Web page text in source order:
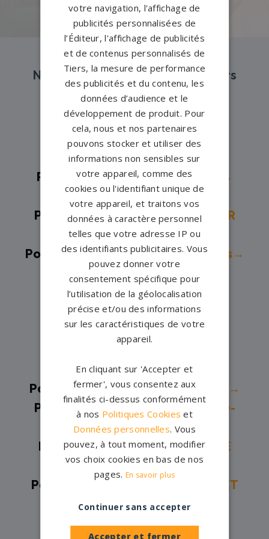
Nos pompes funèbres et marbriers
partenaires à proximité
Pompes funèbres -Arès→
Pompes funèbres -Bègles→
Pompes funèbres -BORDEAUX→
Pompes funèbres - Cadillac→
Pompes funèbres -GIRONDE SUR
DROPT→
Pompes funèbres -Gujan-Mestras→
Pompes funèbres -
Pompes funèbres -LACANAU
OCEAN→
Pompes funèbres -Léognan→
Pompes funèbres -Merignac→
Pompes funèbres - PAREMPUYRE→
Pompes funèbres -
Saint-Magne-
de-Castillon→
Pompes funèbres -ST DENIS DE
PILE→
Pompes funèbres -
ST SULPICE ET
CAMEYRAC→
votre navigation, l'affichage de
publicités personnalisées de
l’Éditeur, l'affichage de publicités
et de contenus personnalisés de
Tiers, la mesure de performance
des publicités et du contenu, les
données d’audience et le
développement de produit. Pour
cela, nous et nos partenaires
pouvons stocker et utiliser des
informations non sensibles sur
votre appareil, comme des
cookies ou l'identifiant unique de
votre appareil, et traitons vos
données à caractère personnel
telles que votre adresse IP ou
des identifiants publicitaires. Vous
pouvez donner votre
consentement spécifique pour
l’utilisation de la géolocalisation
précise et/ou des informations
sur les caractéristiques de votre
appareil.
En cliquant sur 'Accepter et
fermer', vous consentez aux
finalités ci-dessus conformément
à nos Politiques Cookies et
Données personnelles. Vous
pouvez, à tout moment, modifier
vos choix cookies en bas de nos
pages. En savoir plus
Accepter et fermer
Continuer sans accepter